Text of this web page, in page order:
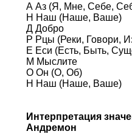
А Аз (Я, Мне, Себе,
Н Наш (Наше, Ваше)
Д Добро
Р Рцы (Реки, Говори,
Е Еси (Есть, Быть,
М Мыслите
О Он (О, Об)
Н Наш (Наше, Ваше)
Интерпретация
Андремон